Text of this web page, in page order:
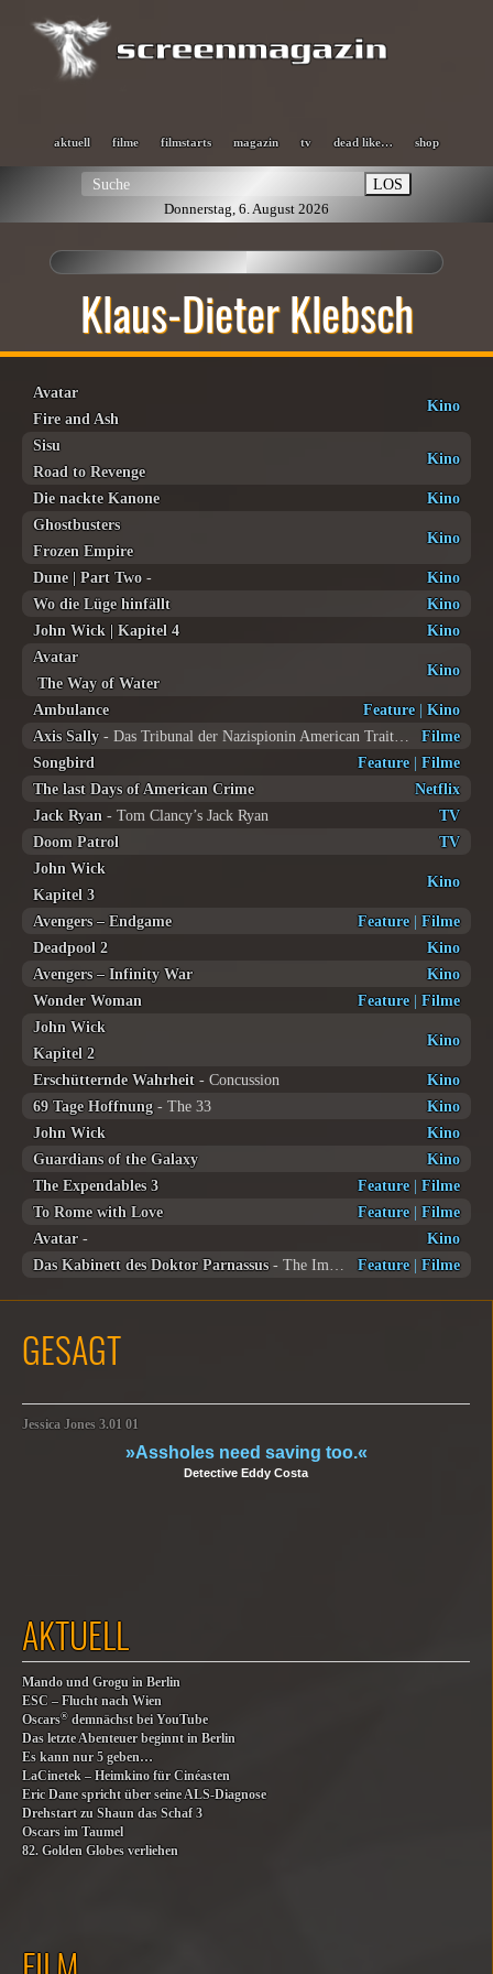
aktuell filme filmstarts magazin tv dead like… shop
LOS
Donnerstag, 6. August 2026
Klaus-Dieter Klebsch
Avatar
Fire and Ash
Kino
Sisu
Road to Revenge
Kino
Die nackte Kanone
Kino
Ghostbusters
Frozen Empire
Kino
Dune | Part Two -
Kino
Wo die Lüge hinfällt
Kino
John Wick | Kapitel 4
Kino
Avatar
The Way of Water
Kino
Ambulance Feature| Kino
Axis Sally
Filme
Songbird
Feature| Filme
The last Days of American Crime
Netflix
Jack Ryan - Tom Clancy’s Jack Ryan
TV
Doom Patrol
TV
John Wick
Kapitel 3
Kino
Avengers – Endgame Feature| Filme
Deadpool 2
Kino
Avengers – Infinity War
Kino
Wonder Woman
Feature| Filme
John Wick
Kapitel 2
Kino
Erschütternde Wahrheit - Concussion
Kino
69 Tage Hoffnung - The 33
Kino
John Wick
Kino
Guardians of the Galaxy
Kino
The Expendables 3
Feature| Filme
To Rome with Love
Feature| Filme
Avatar-
Kino
Das Kabinett des Doktor Parnassus
Feature| Filme
GESAGT
Jessica Jones 3.01 01
»Assholes need saving too.«
Detective Eddy Costa
AKTUELL
Mando und Grogu in Berlin
ESC – Flucht nach Wien
Oscars® demnächst bei YouTube
Das letzte Abenteuer beginnt in Berlin
Es kann nur 5 geben…
LaCinetek – Heimkino für Cinéasten
Eric Dane spricht über seine ALS-Diagnose
Drehstart zu Shaun das Schaf 3
Oscars im Taumel
82. Golden Globes verliehen